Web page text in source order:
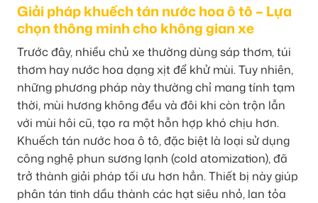
Giải pháp khuếch tán nước hoa ô tô – Lựa
chọn thông minh cho không gian xe
Trước đây, nhiều chủ xe thường dùng sáp thơm, túi
thơm hay nước hoa dạng xịt để khử mùi. Tuy nhiên,
những phương pháp này thường chỉ mang tính tạm
thời, mùi hương không đều và đôi khi còn trộn lẫn
với mùi hôi cũ, tạo ra một hỗn hợp khó chịu hơn.
Khuếch tán nước hoa ô tô, đặc biệt là loại sử dụng
công nghệ phun sương lạnh (cold atomization), đã
trở thành giải pháp tối ưu hơn hẳn. Thiết bị này giúp
phân tán tinh dầu thành các hạt siêu nhỏ, lan tỏa